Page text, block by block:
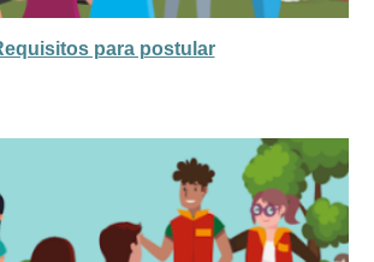
para postular